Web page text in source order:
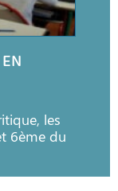
les
6ème du